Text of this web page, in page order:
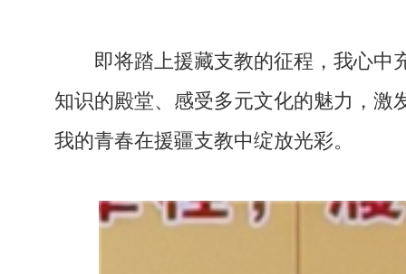
即将踏上援藏支教的征程，我心中
知识的殿堂、感受多元文化的魅力，激
我的青春在援疆支教中绽放光彩。